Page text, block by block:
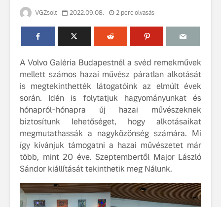
VGZsolt 2022.09.08. 2 perc olvasás
A Volvo Galéria Budapestnél a svéd remekművek
mellett számos hazai művész páratlan alkotását
is megtekinthették látogatóink az elmúlt évek
során. Idén is folytatjuk hagyományunkat és
hónapról-hónapra új hazai művészeknek
biztosítunk lehetőséget, hogy alkotásaikat
megmutathassák a nagyközönség számára. Mi
így kívánjuk támogatni a hazai művészetet már
több, mint 20 éve. Szeptembertől Major László
Sándor kiállítását tekinthetik meg Nálunk.
Volvo élmények a
Lajvér Pikniken
Milliók számára lett
elérhető a Volvo
Car UX élmény
Az új Volvo EX60 új
szintre emeli a
fenntarthatóságot
A Volvo
bemutatja
gondosan
amelynek